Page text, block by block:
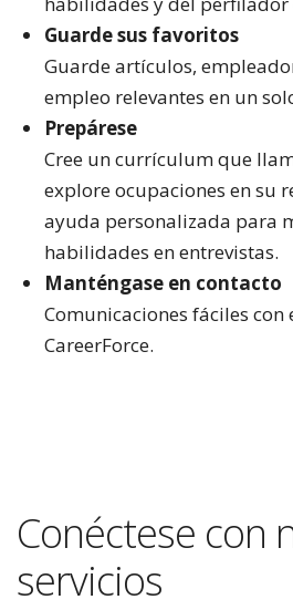
Guarde sus favoritos
Guarde artículos,
empleo relevantes en un
Prepárese
Cree un currículum que
explore ocupaciones en su
ayuda personalizada para
habilidades en entrevistas.
Manténgase en contacto
Comunicaciones fáciles
CareerForce.
Conéctese con
servicios